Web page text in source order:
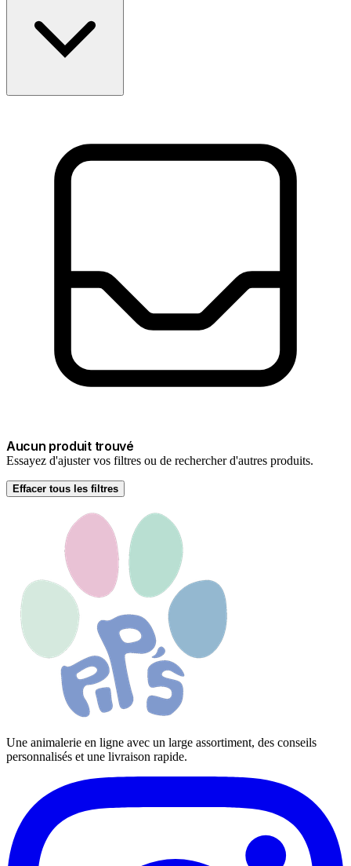
Aucun produit trouvé
Essayez d'ajuster vos filtres ou de rechercher d'autres produits.
Effacer tous les filtres
Une animalerie en ligne avec un large assortiment, des conseils
personnalisés et une livraison rapide.